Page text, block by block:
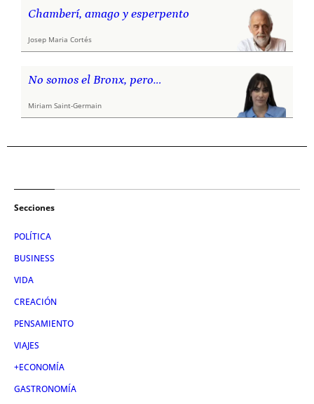
Chamberí, amago y esperpento
Josep Maria Cortés
No somos el Bronx, pero…
Miriam Saint-Germain
Secciones
POLÍTICA
BUSINESS
VIDA
CREACIÓN
PENSAMIENTO
VIAJES
+ECONOMÍA
GASTRONOMÍA